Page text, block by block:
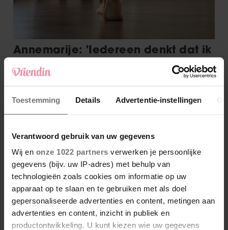
Toestemming Details Advertentie-instellingen
Verantwoord gebruik van uw gegevens
Wij en onze 1022 partners verwerken je persoonlijke
gegevens (bijv. uw IP-adres) met behulp van
technologieën zoals cookies om informatie op uw
apparaat op te slaan en te gebruiken met als doel
gepersonaliseerde advertenties en content, metingen aan
advertenties en content, inzicht in publiek en
productontwikkeling. U kunt kiezen wie uw gegevens